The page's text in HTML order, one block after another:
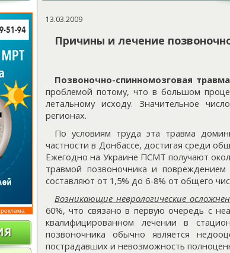
реклама
13.03.2009
Причины и лечение
Позвоночно-спинномозговая травма
проблемой потому, что в большом
летальному исходу. Значительное
регионах.
По условиям труда эта травма
частности в Донбассе, достигая среди
Ежегодно на Украине ПСМТ получают
травмой позвоночника и
составляют от 1,5% до 6-8% от общего
Возникающие неврологические
60%, что связано в первую очередь с
квалифицированном лечении в
позвоночника обычно является
пострадавших и невозможность